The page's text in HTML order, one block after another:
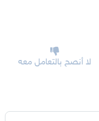
لا أنصح بالتعامل معه